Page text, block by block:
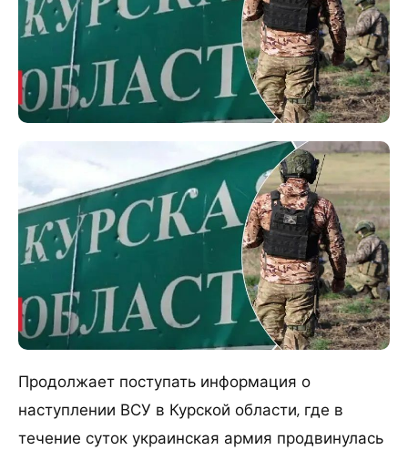
Продолжает поступать информация о
наступлении ВСУ в Курской области, где в
течение суток украинская армия продвинулась